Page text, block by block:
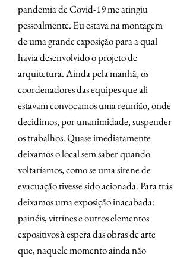
pandemia de Covid-19 me atingiu
pessoalmente. Eu estava na montagem
de uma grande exposição para a qual
havia desenvolvido o projeto de
arquitetura. Ainda pela manhã, os
coordenadores das equipes que ali
estavam convocamos uma reunião, onde
decidimos, por unanimidade, suspender
os trabalhos. Quase imediatamente
deixamos o local sem saber quando
voltaríamos, como se uma sirene de
evacuação tivesse sido acionada. Para trás
deixamos uma exposição inacabada:
painéis, vitrines e outros elementos
expositivos à espera das obras de arte
que, naquele momento ainda não